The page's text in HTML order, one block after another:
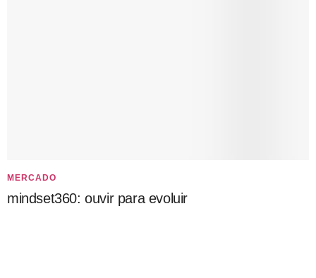
MERCADO
mindset360: ouvir para evoluir